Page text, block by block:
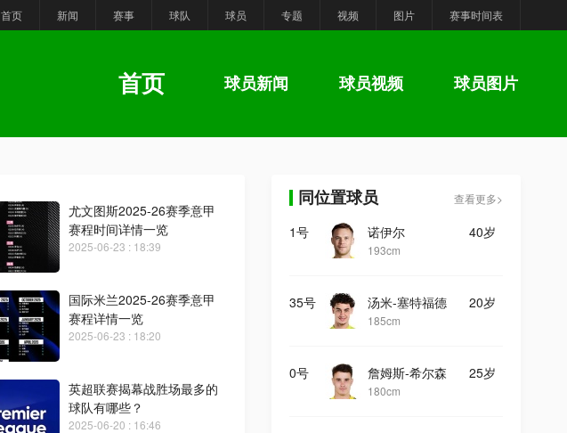
首页 新闻 赛事 球队 球员 专题 视频 图片 赛事时间表
首页 球员新闻 球员视频 球员图片
尤文图斯2025-26赛季意甲
赛程时间详情一览
2025-06-23 : 18:39
国际米兰2025-26赛季意甲
赛程详情一览
2025-06-23 : 18:20
英超联赛揭幕战胜场最多的
球队有哪些？
2025-06-20 : 16:46
同位置球员 查看更多>
1号 40岁
诺伊尔
193cm
35号 20岁
汤米-塞特福德
185cm
0号 25岁
詹姆斯-希尔森
180cm